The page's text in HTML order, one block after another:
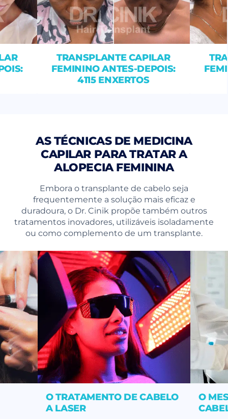
TRANSPLANTE CAPILAR
FEMININO ANTES-DEPOIS:
4115 ENXERTOS
AS TÉCNICAS DE MEDICINA
CAPILAR PARA TRATAR A
ALOPECIA FEMININA
Embora o transplante de cabelo seja
frequentemente a solução mais eficaz e
duradoura, o Dr. Cinik propõe também outros
tratamentos inovadores, utilizáveis isoladamente
ou como complemento de um transplante.
O TRATAMENTO DE CABELO
A LASER
O